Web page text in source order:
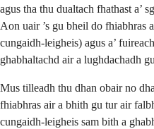
agus tha thu dualtach fhathast a’
Aon uair ’s gu bheil do fhiabhras
cungaidh-leigheis) agus a’
ghabhaltachd air a lughdachadh
Mus tilleadh thu dhan obair no
fhiabhras air a bhith gu tur air
cungaidh-leigheis sam bith a